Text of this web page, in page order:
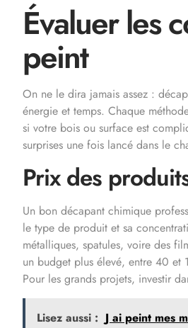
Évaluer les
peint
On ne le dira jamais assez :
énergie et temps. Chaque
si votre bois ou surface est
surprises une fois lancé dans le
Prix des
Un bon décapant chimique
le type de produit et sa
métalliques, spatules, voire des
un budget plus élevé, entre 40 et
Pour les grands projets, investir
Lisez aussi : J ai peint mes